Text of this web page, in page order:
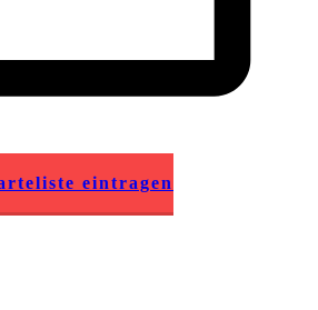
eintragen